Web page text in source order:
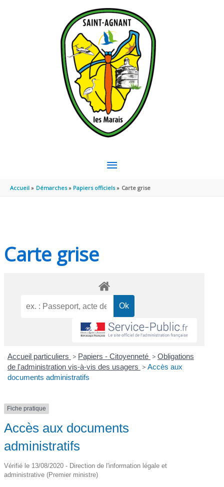
MENU
PRINCIPAL
Accueil Démarches Papiers officiels Carte grise
Carte grise
Accueil particuliers > Papiers - Citoyenneté > Obligations
de l'administration vis-à-vis des usagers > Accès aux
documents administratifs
Fiche pratique
Accès aux documents
administratifs
Vérifié le 13/08/2020 - Direction de l'information légale et
administrative (Premier ministre)